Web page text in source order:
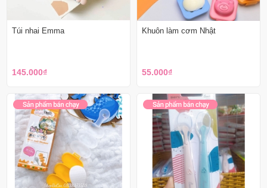
Túi nhai Emma
145.000₫
Khuôn làm cơm Nhật
55.000₫